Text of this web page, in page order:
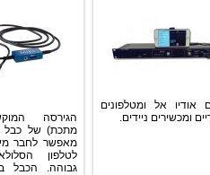
אודיו אל ומטלפונים
ומכשירים ניידים.
הגירסה
מאפשר לחבר
לטלפון
גבוהה. הכבל